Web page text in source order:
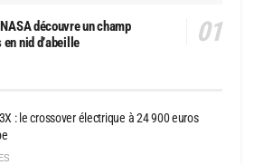
découvre un champ
nid d’abeille
: le crossover électrique à 24 900 euros